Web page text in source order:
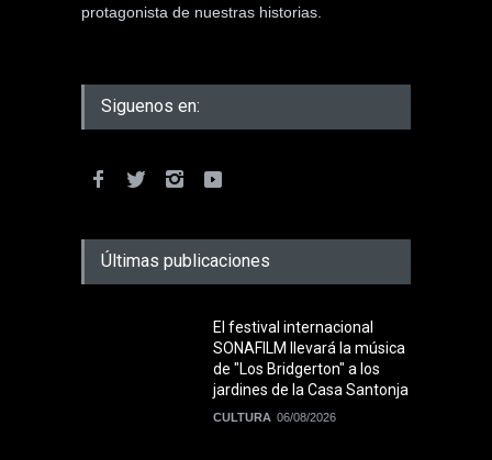
protagonista de nuestras historias.
Siguenos en:
Últimas publicaciones
El festival internacional
SONAFILM llevará la música
de "Los Bridgerton" a los
jardines de la Casa Santonja
CULTURA 06/08/2026